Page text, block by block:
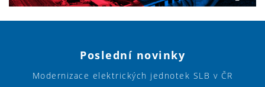
Poslední novinky
Modernizace elektrických jednotek SLB v ČR